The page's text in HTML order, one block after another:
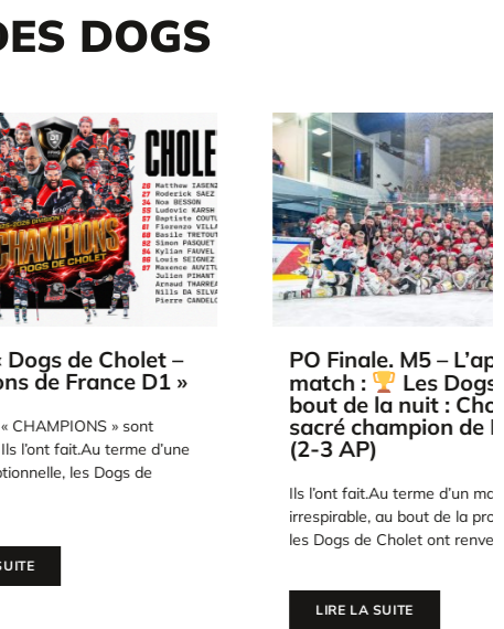
DOGS
–
D1 »
» sont
d’une
de
PO Finale. M5 – L’après-
match :
Les Dogs au
bout de la nuit : Cholet
sacré champion de France !
(2-3 AP)
Ils l’ont fait.Au terme d’un match 5
irrespirable, au bout de la prolongation,
les Dogs de Cholet ont renversé les